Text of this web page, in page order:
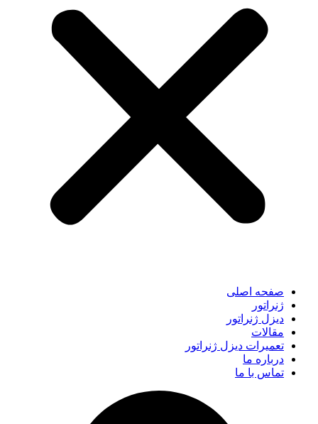
صفحه اصلی
ژنراتور
دیزل ژنراتور
مقالات
تعمیرات دیزل ژنراتور
درباره ما
تماس با ما